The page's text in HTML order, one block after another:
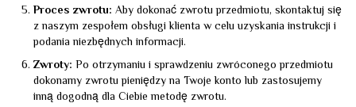
Proces zwrotu: Aby dokonać zwrotu przedmiotu, skontaktuj się
z naszym zespołem obsługi klienta w celu uzyskania instrukcji i
podania niezbędnych informacji.
Zwroty: Po otrzymaniu i sprawdzeniu zwróconego przedmiotu
dokonamy zwrotu pieniędzy na Twoje konto lub zastosujemy
inną dogodną dla Ciebie metodę zwrotu.